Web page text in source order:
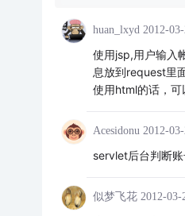
huan_lxyd 2012-
使用jsp,用户输入
息放到request里
使用html的话，可
Acesidonu 2012-
servlet后台判断
似梦飞花 2012-03-